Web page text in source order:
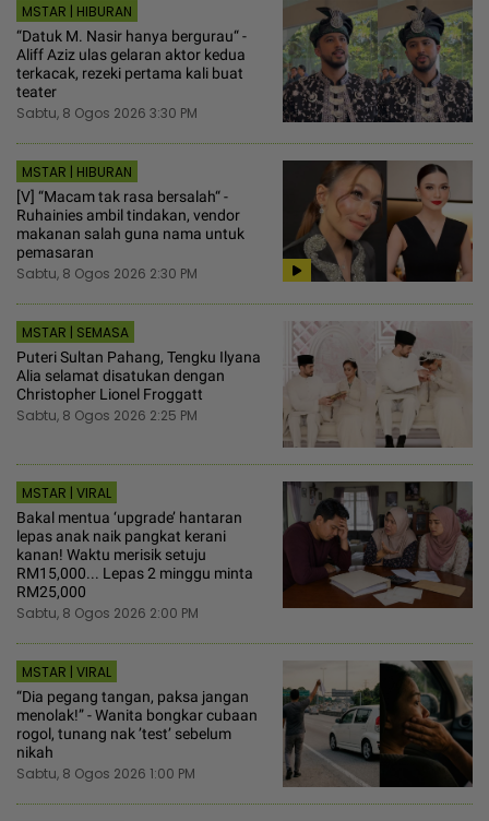
MSTAR | HIBURAN
“Datuk M. Nasir hanya bergurau“ -
Aliff Aziz ulas gelaran aktor kedua
terkacak, rezeki pertama kali buat
teater
Sabtu, 8 Ogos 2026 3:30 PM
MSTAR | HIBURAN
[V] “Macam tak rasa bersalah“ -
Ruhainies ambil tindakan, vendor
makanan salah guna nama untuk
pemasaran
Sabtu, 8 Ogos 2026 2:30 PM
MSTAR | SEMASA
Puteri Sultan Pahang, Tengku Ilyana
Alia selamat disatukan dengan
Christopher Lionel Froggatt
Sabtu, 8 Ogos 2026 2:25 PM
MSTAR | VIRAL
Bakal mentua ‘upgrade’ hantaran
lepas anak naik pangkat kerani
kanan! Waktu merisik setuju
RM15,000... Lepas 2 minggu minta
RM25,000
Sabtu, 8 Ogos 2026 2:00 PM
MSTAR | VIRAL
“Dia pegang tangan, paksa jangan
menolak!” - Wanita bongkar cubaan
rogol, tunang nak ’test’ sebelum
nikah
Sabtu, 8 Ogos 2026 1:00 PM